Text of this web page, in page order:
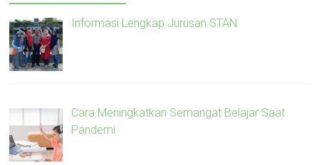
Informasi Lengkap Jurusan STAN
Cara Meningkatkan Semangat Belajar Saat
Pandemi